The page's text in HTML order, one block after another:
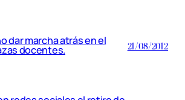
dar marcha atrás en el
docentes. 21/08/2012